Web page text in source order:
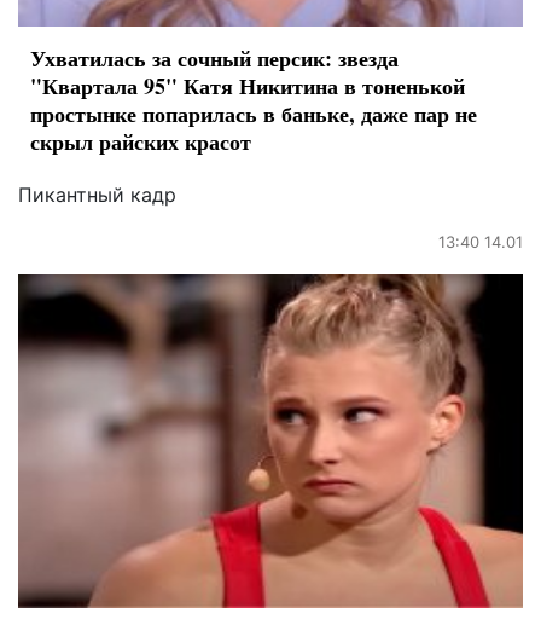
Ухватилась за сочный персик: звезда
"Квартала 95" Катя Никитина в тоненькой
простынке попарилась в баньке, даже пар не
скрыл райских красот
Пикантный кадр
13:40 14.01